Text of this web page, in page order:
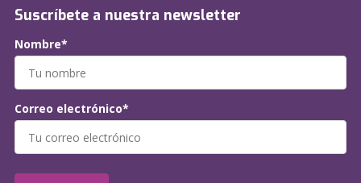
Suscríbete a nuestra newsletter
Nombre*
Correo electrónico*